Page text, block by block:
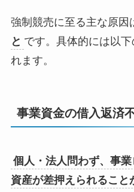
強制競売に至る主な原因
と です。具体的には以
れます。
事業資金の借入返済
個人・法人問わず、事
資産が差押えられること